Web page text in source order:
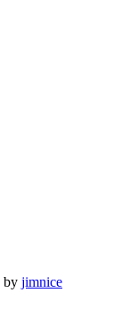
by jimnice